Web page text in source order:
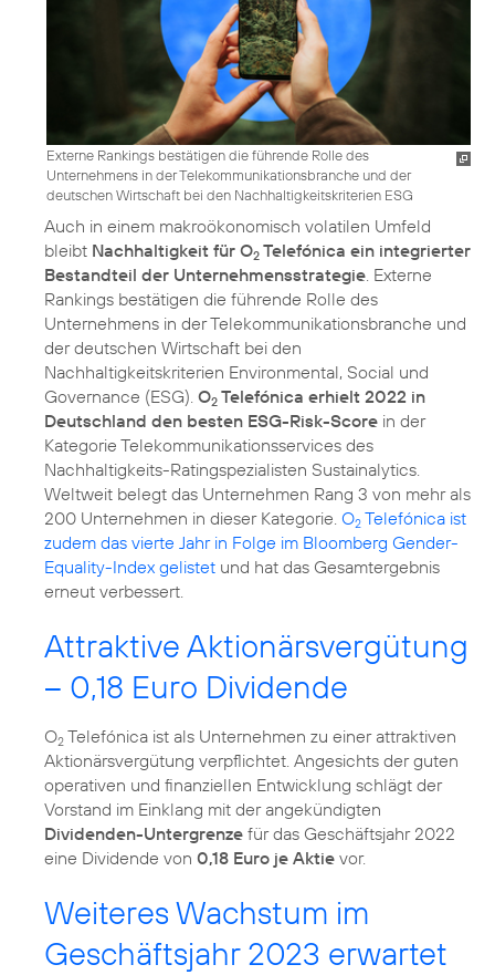
Externe Rankings bestätigen die führende Rolle des
Unternehmens in der Telekommunikationsbranche und der
deutschen Wirtschaft bei den Nachhaltigkeitskriterien ESG
Auch in einem makroökonomisch volatilen Umfeld
bleibt Nachhaltigkeit für O2 Telefónica ein integrierter
Bestandteil der Unternehmensstrategie . Externe
Rankings bestätigen die führende Rolle des
Unternehmens in der Telekommunikationsbranche und
der deutschen Wirtschaft bei den
Nachhaltigkeitskriterien Environmental, Social und
Governance (ESG). O2 Telefónica erhielt 2022 in
Deutschland den besten ESG-Risk-Score in der
Kategorie Telekommunikationsservices des
Nachhaltigkeits-Ratingspezialisten Sustainalytics.
Weltweit belegt das Unternehmen Rang 3 von mehr als
200 Unternehmen in dieser Kategorie. O2 Telefónica ist
zudem das vierte Jahr in Folge im Bloomberg Gender-
Equality-Index gelistet und hat das Gesamtergebnis
erneut verbessert.
Attraktive Aktionärsvergütung
– 0,18 Euro Dividende
O2 Telefónica ist als Unternehmen zu einer attraktiven
Aktionärsvergütung verpflichtet. Angesichts der guten
operativen und finanziellen Entwicklung schlägt der
Vorstand im Einklang mit der angekündigten
Dividenden-Untergrenze für das Geschäftsjahr 2022
eine Dividende von 0,18 Euro je Aktie vor.
Weiteres Wachstum im
Geschäftsjahr 2023 erwartet